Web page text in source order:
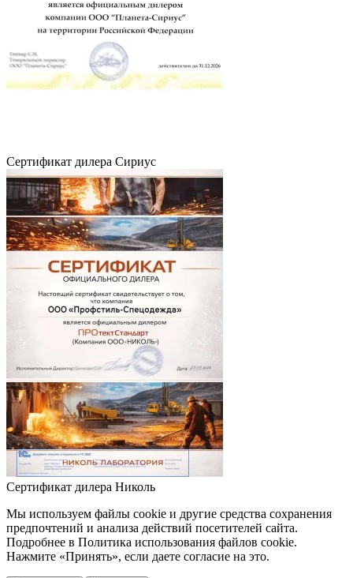
Сертификат дилера Сириус
Сертификат дилера Николь
Мы используем файлы cookie и другие средства сохранения
предпочтений и анализа действий посетителей сайта.
Подробнее в Политика использования файлов cookie.
Нажмите «Принять», если даете согласие на это.